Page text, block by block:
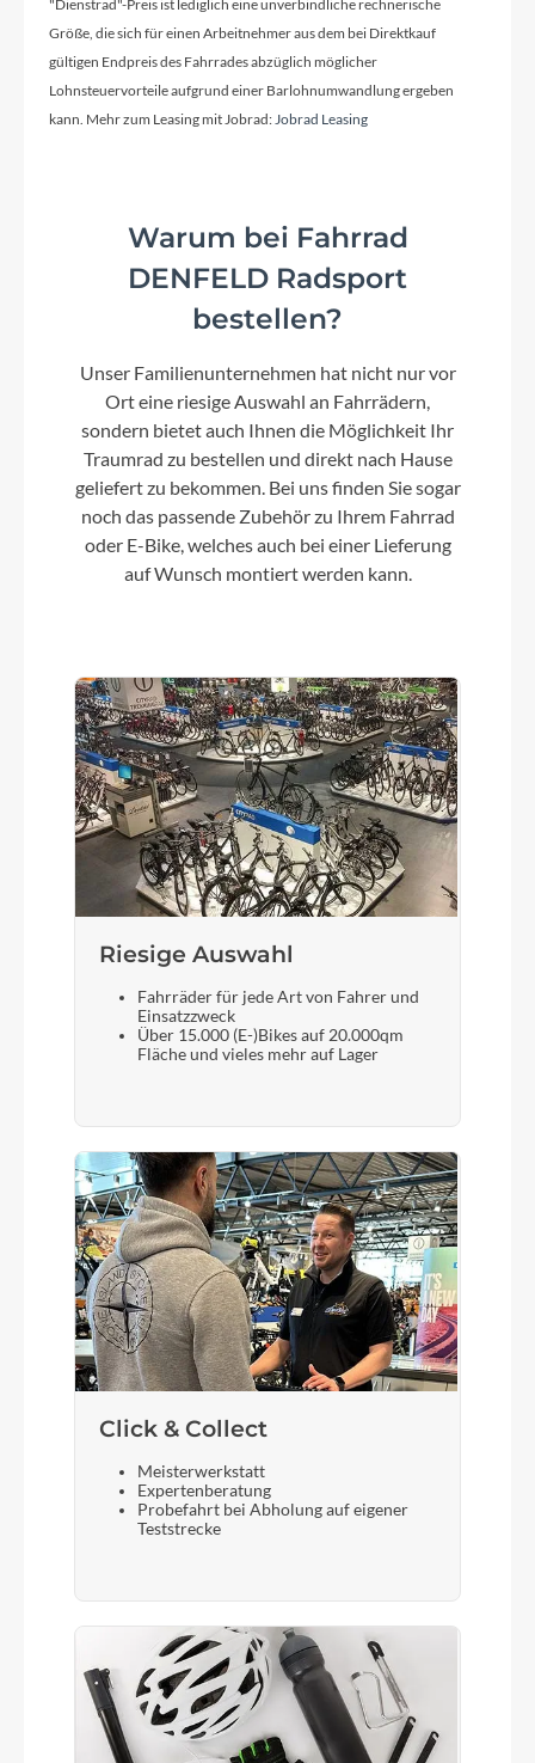
Hinterrad Nabe
KT-5JIR, 15T
Griffe
Natural Fit Kids 160
Rahmenmaterial
Aluminium Lite 6061
Größen Optionen des Herstellers
14
Farbe
black´n´orange
Kette
KMC HV500
Vorderrad Nabe
Gewicht
Laufradgröße
14"
Steuersatz
CUBE
Cube Kid incl Seatpost
Gabel
"Dienstrad"-Preis ist lediglich eine unverbindliche rechnerische
Größe, die sich für einen Arbeitnehmer aus dem bei Direktkauf
gültigen Endpreis des Fahrrades abzüglich möglicher
Lohnsteuervorteile aufgrund einer Barlohnumwandlung ergeben
kann. Mehr zum Leasing mit Jobrad:Jobrad Leasing
Warum bei Fahrrad
DENFELD Radsport
bestellen?
Unser Familienunternehmen hat nicht nur vor
Ort eine riesige Auswahl an Fahrrädern,
sondern bietet auch Ihnen die Möglichkeit Ihr
Traumrad zu bestellen und direkt nach Hause
geliefert zu bekommen. Bei uns finden Sie sogar
noch das passende Zubehör zu Ihrem Fahrrad
oder E-Bike, welches auch bei einer Lieferung
auf Wunsch montiert werden kann.
Riesige Auswahl
Fahrräder für jede Art von Fahrer und
Einsatzzweck
Über 15.000 (E-)Bikes auf 20.000qm
Fläche und vieles mehr auf Lager
Click & Collect
Meisterwerkstatt
Expertenberatung
Probefahrt bei Abholung auf eigener
Teststrecke